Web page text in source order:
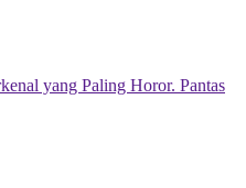
yang Paling Horor. Pantas